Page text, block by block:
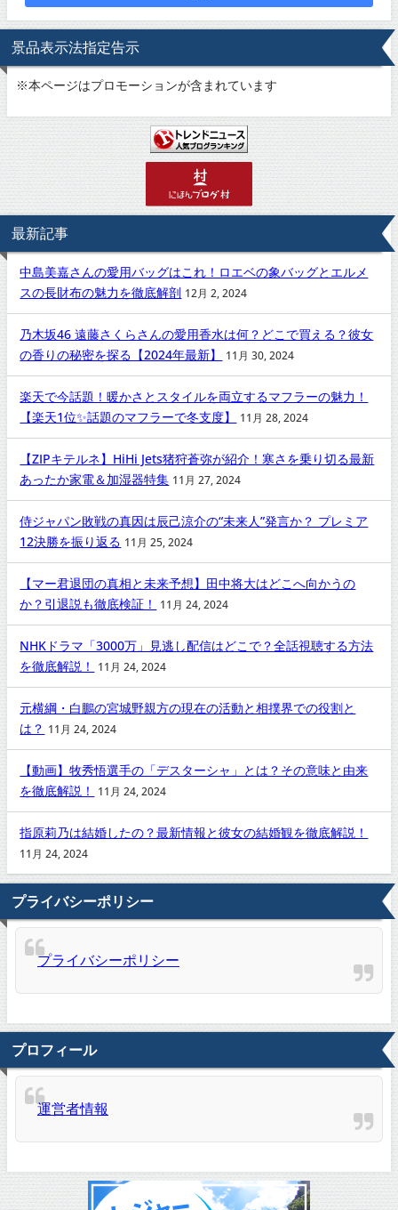
景品表示法指定告示
※本ページはプロモーションが含まれています
最新記事
中島美嘉さんの愛用バッグはこれ！ロエベの象バッグとエルメ
スの長財布の魅力を徹底解剖 12月 2, 2024
乃木坂46 遠藤さくらさんの愛用香水は何？どこで買える？彼女
の香りの秘密を探る【2024年最新】
11月 30, 2024
楽天で今話題！暖かさとスタイルを両立するマフラーの魅力！
【楽天1位✨話題のマフラーで冬支度】
11月 28, 2024
【ZIPキテルネ】HiHi Jets猪狩蒼弥が紹介！寒さを乗り切る最新
あったか家電＆加湿器特集 11月 27, 2024
侍ジャパン敗戦の真因は辰己涼介の“未来人”発言か？ プレミア
12決勝を振り返る 11月 25, 2024
【マー君退団の真相と未来予想】田中将大はどこへ向かうの
か？引退説も徹底検証！
11月 24, 2024
NHKドラマ「3000万」見逃し配信はどこで？全話視聴する方法
を徹底解説！
11月 24, 2024
元横綱・白鵬の宮城野親方の現在の活動と相撲界での役割と
は？ 11月 24, 2024
【動画】牧秀悟選手の「デスターシャ」とは？その意味と由来
を徹底解説！
11月 24, 2024
指原莉乃は結婚したの？最新情報と彼女の結婚観を徹底解説！
11月 24, 2024
プライバシーポリシー
プライバシーポリシー
プロフィール
運営者情報